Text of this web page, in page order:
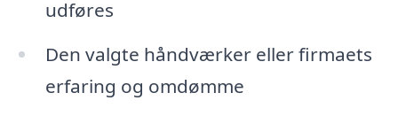
udføres
Den valgte håndværker eller firmaets
erfaring og omdømme